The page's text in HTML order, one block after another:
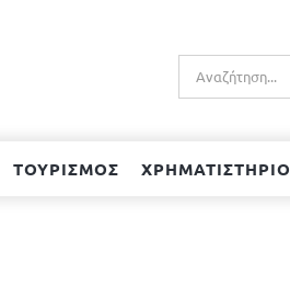
Αναζήτηση
για:
ΤΟΥΡΙΣΜΟΣ ΧΡΗΜΑΤΙΣΤΗΡΙΟ